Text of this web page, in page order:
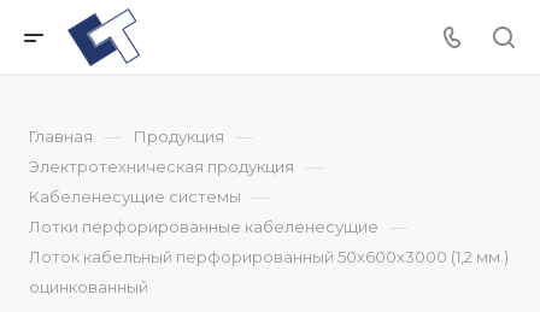
Главная — Продукция —
Электротехническая продукция —
Кабеленесущие системы —
Лотки перфорированные кабеленесущие —
Лоток кабельный перфорированный 50x600x3000 (1,2 мм.)
оцинкованный